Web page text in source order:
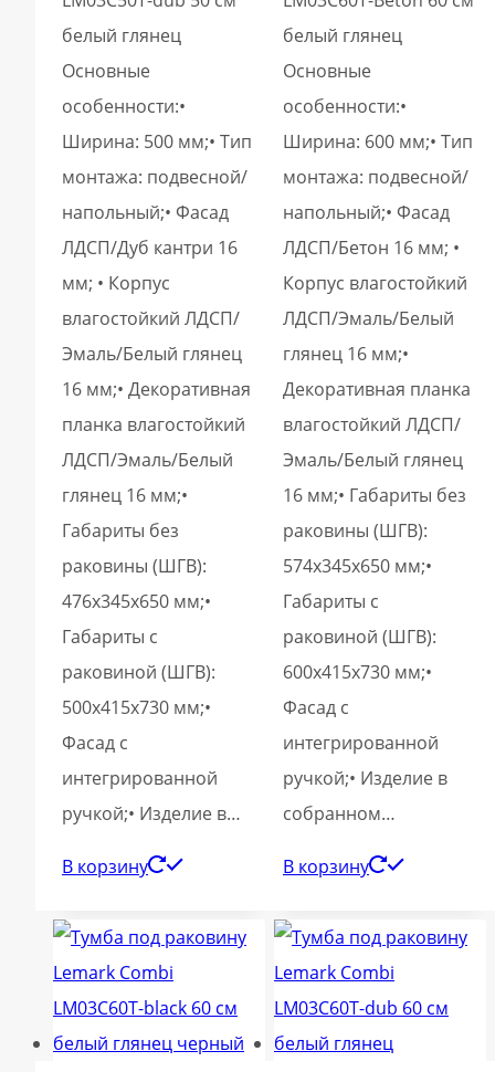
белый глянец
Основные
особенности:•
Ширина: 500 мм;• Тип
монтажа: подвесной/
напольный;• Фасад
ЛДСП/Дуб кантри 16
мм; • Корпус
влагостойкий ЛДСП/
Эмаль/Белый глянец
16 мм;• Декоративная
планка влагостойкий
ЛДСП/Эмаль/Белый
глянец 16 мм;•
Габариты без
раковины (ШГВ):
476х345х650 мм;•
Габариты с
раковиной (ШГВ):
500х415х730 мм;•
Фасад с
интегрированной
ручкой;• Изделие в…
В корзину
белый глянец
Основные
особенности:•
Ширина: 600 мм;• Тип
монтажа: подвесной/
напольный;• Фасад
ЛДСП/Бетон 16 мм; •
Корпус влагостойкий
ЛДСП/Эмаль/Белый
глянец 16 мм;•
Декоративная планка
влагостойкий ЛДСП/
Эмаль/Белый глянец
16 мм;• Габариты без
раковины (ШГВ):
574х345х650 мм;•
Габариты с
раковиной (ШГВ):
600х415х730 мм;•
Фасад с
интегрированной
ручкой;• Изделие в
собранном…
В корзину